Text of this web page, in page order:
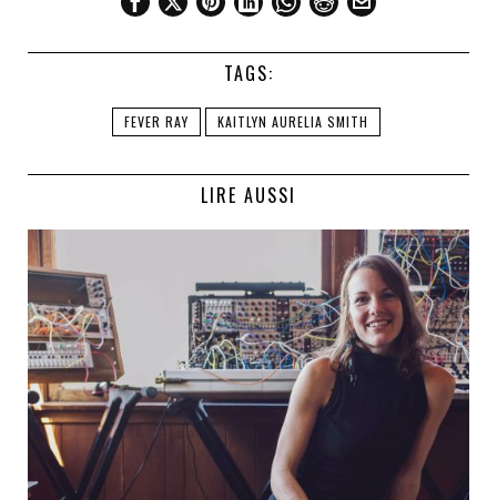
TAGS:
FEVER RAY KAITLYN AURELIA SMITH
LIRE AUSSI